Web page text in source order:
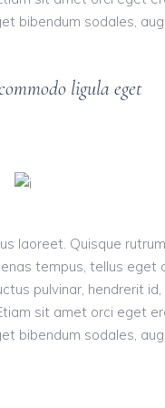
bibendum sodales,
ligula eget
laoreet. Quisque
tempus, tellus eget
pulvinar, hendrerit
sit amet orci eget
bibendum sodales,